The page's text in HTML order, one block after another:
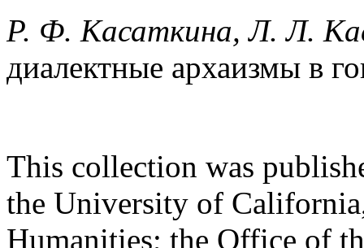
Р. Ф. Касаткина, Л. Л.
диалектные архаизмы в
This collection was
the University of
Humanities; the Office of